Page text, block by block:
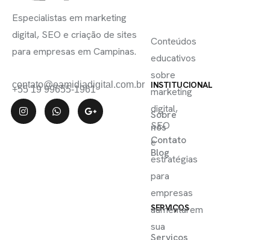
Especialistas em marketing
digital, SEO e criação de sites
para empresas em Campinas.
contato@eamidiadigital.com.br
+55 19 99655-1961 INSTITUCIONAL
Sobre
nós
Contato
Blog
SERVIÇOS
Serviços
Conteúdos
educativos
sobre
marketing
digital,
SEO
e
estratégias
para
empresas
aumentarem
sua